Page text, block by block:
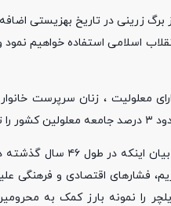
زرینی در تاریخ بهزیستی
هزار خانواده اهم از افراد دارای
سردار حمید دامغانی
فشارهای اقتصادی و فرهنگی
با شکست مواجه شدند.وی اهدای ۴۶ دستگاه